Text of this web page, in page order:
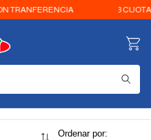
TRANFERENCIA 3
Ordenar por: